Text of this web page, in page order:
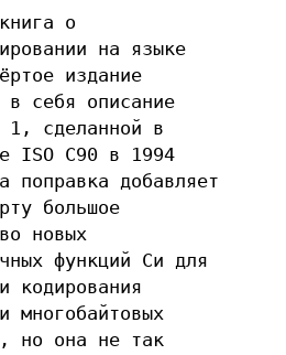
о
на языке
издание
в себя описание
1, сделанной в
ISO C90 в 1994
поправка добавляет
большое
новых
функций Си для
кодирования
многобайтовых
но она не так